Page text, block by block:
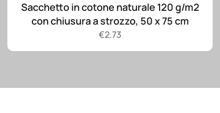
Sacchetto in cotone naturale 120 g/m2
con chiusura a strozzo, 50 x 75 cm
€2.73